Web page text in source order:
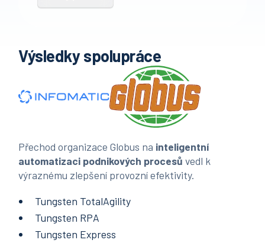
Výsledky spolupráce
Přechod organizace Globus na inteligentní
automatizaci podnikových procesů vedl k
výraznému zlepšení provozní efektivity.
Tungsten TotalAgility
Tungsten RPA
Tungsten Express